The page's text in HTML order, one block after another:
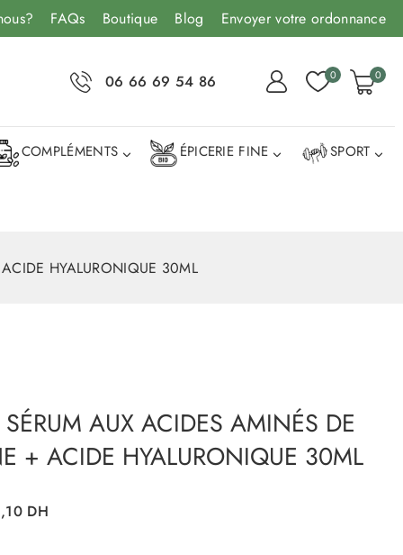
FAQs Boutique Blog Envoyer votre ordonnance
06 66 69 54 86 0 0
COMPLÉMENTS ÉPICERIE FINE SPORT
HYALURONIQUE 30ML
AUX ACIDES AMINÉS DE
+ ACIDE HYALURONIQUE 30ML
DH